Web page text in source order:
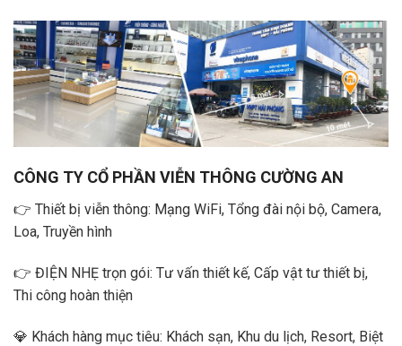
CÔNG TY CỔ PHẦN VIỄN THÔNG CƯỜNG AN
👉 Thiết bị viễn thông: Mạng WiFi, Tổng đài nội bộ, Camera,
Loa, Truyền hình
👉 ĐIỆN NHẸ trọn gói: Tư vấn thiết kế, Cấp vật tư thiết bị,
Thi công hoàn thiện
💎 Khách hàng mục tiêu: Khách sạn, Khu du lịch, Resort, Biệt